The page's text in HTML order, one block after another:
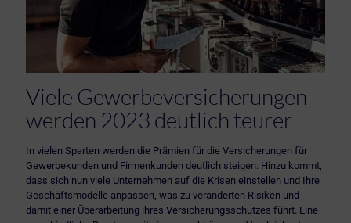
Viele Gewerbeversicherungen
werden 2023 deutlich teurer
In vielen Sparten werden die Prämien für die Versicherungen für
Gewerbekunden und Firmenkunden deutlich steigen. Hinzu kommt,
dass sich nun viele Unternehmen auf die Krisen einstellen und Ihre
Geschäftsmodelle anpassen, was zu veränderten Risiken und
damit einer Überarbeitung ihres Versicherungsschutzes führt. Eine